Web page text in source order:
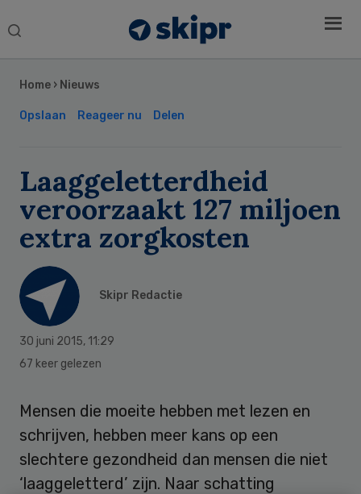
Search
Home › Nieuws
Opslaan Reageer nu Delen
Laaggeletterdheid
veroorzaakt 127 miljoen
extra zorgkosten
Skipr Redactie
30 juni 2015, 11:29
67 keer gelezen
Mensen die moeite hebben met lezen en
schrijven, hebben meer kans op een
slechtere gezondheid dan mensen die niet
‘laaggeletterd’ zijn. Naar schatting
Sidebar